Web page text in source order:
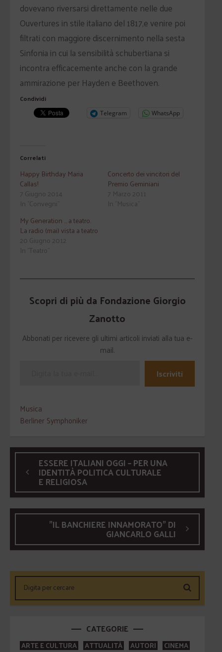
dovevano riversarsi direttamente nelle due
Ouvertures in stile italiano del 1817,e venire poi
filtrati con maggiore discernimento nella sesta
Sinfonia in cui la sensibilità schubertiana si
incontra efficacemente anche con la grande
ammirazione per Hayden e Beethoven.
Condividi
Telegram WhatsApp
Correlati
Happy Birthday Maria
Callas!
7 Giugno 2014
In "Convegni"
Concerto dei vincitori del
Premio Geminiani
7 Marzo 2011
In "Musica"
My Generation … a teatro.
La radio (mai) vista a teatro
20 Giugno 2012
In "Teatro"
Scopri di più da Fondazione Giorgio
Zanotto
Abbonati per ricevere gli ultimi articoli inviati alla tua e-
mail.
Iscriviti
Musica
Berliner Symphoniker
ESSERE ITALIANI OGGI – PER UNA
IDENTITÀ POLITICA CULTURALE
E RELIGIOSA
"IL BANCHIERE INNAMORATO" DI
GIANCARLO GALLI
CATEGORIE
ARTE E CULTURA ATTUALITÀ AUTORI
CINEMA